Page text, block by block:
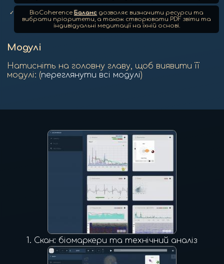
BioCoherence Баланс дозволяє визначити ресурси та
вибрати пріоритети, а також створювати PDF звіти та
індивідуальні медитації на їхній основі.
Модулі
Натисніть на головну главу, щоб виявити її
модулі: (переглянути всі модулі)
1. Скан: біомаркери та технічний аналіз